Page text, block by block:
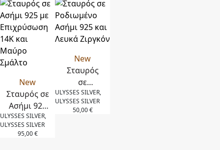
14Κ,Σμάλτο
και Αλυσίδα
σε
Ασήμι 925
14Κ,Ζιργκόν
και Αλυσίδα
σε
Ασήμι 925
New
Σταυρός σε
Ασήμι 925
με
Επιχρύσωση
ULYSSES SILVER,
ULYSSES SILVER
95,00€
New
Σταυρός
σε
Ροδιωμένο
Ασήμι 925
ULYSSES SILVER,
ULYSSES SILVER
50,00€